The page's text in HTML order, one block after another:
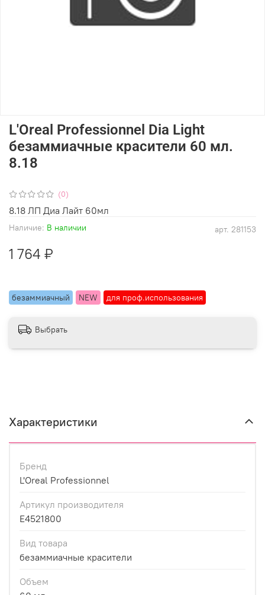
(0)
арт. 281153
Наличие: В наличии
безаммиачный NEW для проф.использования
L'Oreal Professionnel Dia Light
безаммиачные красители 60 мл.
8.18
1 764 ₽
8.18 ЛП Диа Лайт 60мл
Выбрать
Характеристики
Бренд
L'Oreal Professionnel
Артикул производителя
E4521800
Вид товара
безаммиачные красители
Объем